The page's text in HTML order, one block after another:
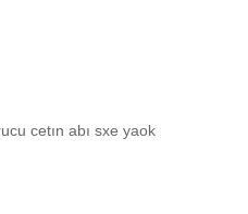
cetın abı sxe yaok